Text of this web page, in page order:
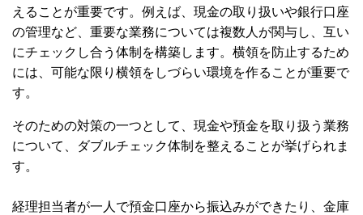
えることが重要です。例えば、現金の取り扱いや銀行口座
の管理など、重要な業務については複数人が関与し、互い
にチェックし合う体制を構築します。 横領を防止するため
には、可能な限り横領をしづらい環境を作ることが重要で
す。
そのための対策の一つとして、現金や預金を取り扱う業務
について、ダブルチェック体制を整えることが挙げられま
す。
経理担当者が一人で預金口座から振込みができたり、金庫